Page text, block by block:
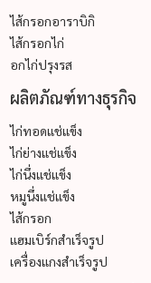
ไส้กรอกอาราบิกิ
ไส้กรอกไก่
อกไก่ปรุงรส
ผลิตภัณฑ์ทางธุรกิจ
ไก่ทอดแช่แข็ง
ไก่ย่างแช่แข็ง
ไก่นึ่งแช่แข็ง
หมูนึ่งแช่แข็ง
ไส้กรอก
แฮมเบิร์กสำเร็จรูป
เครื่องแกงสำเร็จรูป